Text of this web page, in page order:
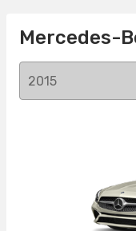
Mercedes-
2015